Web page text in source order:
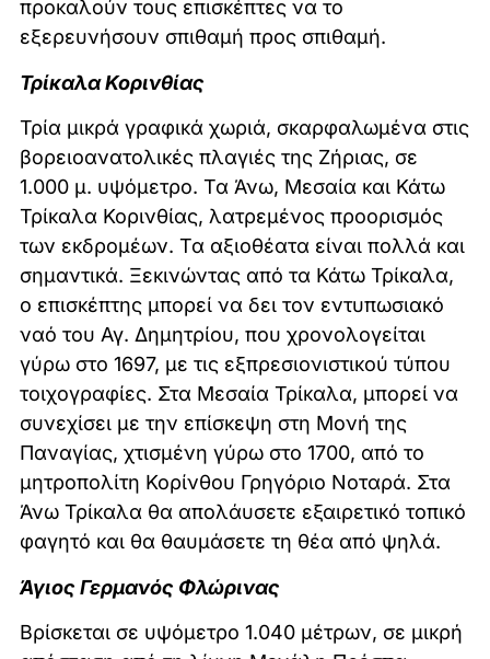
προκαλούν τους επισκέπτες να το
εξερευνήσουν σπιθαμή προς σπιθαμή.
Τρίκαλα Κορινθίας
Τρία μικρά γραφικά χωριά, σκαρφαλωμένα στις
βορειοανατολικές πλαγιές της Ζήριας, σε
1.000 μ. υψόμετρο. Τα Άνω, Μεσαία και Κάτω
Τρίκαλα Κορινθίας, λατρεμένος προορισμός
των εκδρομέων. Τα αξιοθέατα είναι πολλά και
σημαντικά. Ξεκινώντας από τα Κάτω Τρίκαλα,
ο επισκέπτης μπορεί να δει τον εντυπωσιακό
ναό του Αγ. Δημητρίου, που χρονολογείται
γύρω στο 1697, με τις εξπρεσιονιστικού τύπου
τοιχογραφίες. Στα Μεσαία Τρίκαλα, μπορεί να
συνεχίσει με την επίσκεψη στη Μονή της
Παναγίας, χτισμένη γύρω στο 1700, από το
μητροπολίτη Κορίνθου Γρηγόριο Νοταρά. Στα
Άνω Τρίκαλα θα απολάυσετε εξαιρετικό τοπικό
φαγητό και θα θαυμάσετε τη θέα από ψηλά.
Άγιος Γερμανός Φλώρινας
Βρίσκεται σε υψόμετρο 1.040 μέτρων, σε μικρή